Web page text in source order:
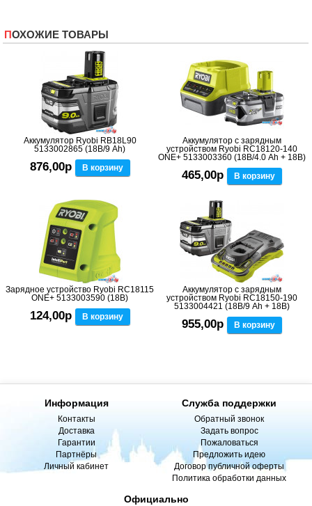
ПОХОЖИЕ ТОВАРЫ
Аккумулятор Ryobi RB18L90
5133002865 (18В/9 Ah)
876,00р В корзину
Аккумулятор с зарядным
устройством Ryobi RC18120-140
ONE+ 5133003360 (18В/4.0 Ah + 18В)
465,00р В корзину
Зарядное устройство Ryobi RC18115
ONE+ 5133003590 (18В)
124,00р В корзину
Аккумулятор с зарядным
устройством Ryobi RC18150-190
5133004421 (18В/9 Ah + 18В)
955,00р В корзину
Информация
Контакты
Доставка
Гарантии
Партнёры
Личный кабинет
Служба поддержки
Обратный звонок
Задать вопрос
Пожаловаться
Предложить идею
Договор публичной оферты
Политика обработки данных
Официально